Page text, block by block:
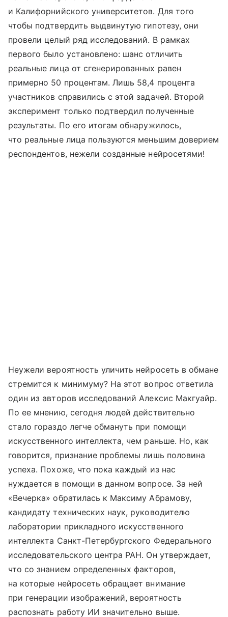
и Калифорнийского университетов. Для того
чтобы подтвердить выдвинутую гипотезу, они
провели целый ряд исследований. В рамках
первого было установлено: шанс отличить
реальные лица от сгенерированных равен
примерно 50 процентам. Лишь 58,4 процента
участников справились с этой задачей. Второй
эксперимент только подтвердил полученные
результаты. По его итогам обнаружилось,
что реальные лица пользуются меньшим доверием
респондентов, нежели созданные нейросетями!
Неужели вероятность уличить нейросеть в обмане
стремится к минимуму? На этот вопрос ответила
один из авторов исследований Алексис Макгуайр.
По ее мнению, сегодня людей действительно
стало гораздо легче обмануть при помощи
искусственного интеллекта, чем раньше. Но, как
говорится, признание проблемы лишь половина
успеха. Похоже, что пока каждый из нас
нуждается в помощи в данном вопросе. За ней
«Вечерка» обратилась к Максиму Абрамову,
кандидату технических наук, руководителю
лаборатории прикладного искусственного
интеллекта Санкт-Петербургского Федерального
исследовательского центра РАН. Он утверждает,
что со знанием определенных факторов,
на которые нейросеть обращает внимание
при генерации изображений, вероятность
распознать работу ИИ значительно выше.